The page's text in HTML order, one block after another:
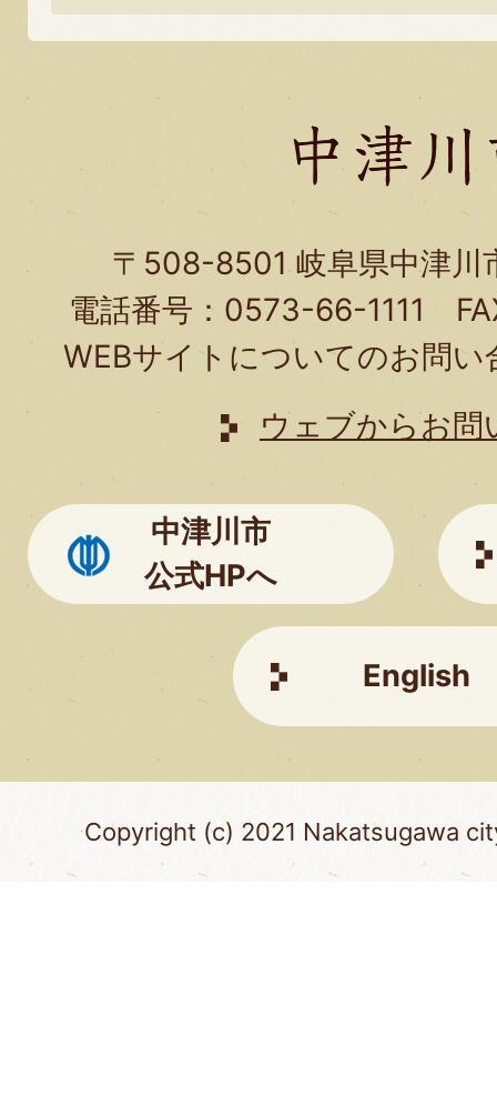
関
お
い
合
わ
せ
こ
ち
ら
〒508-8501 岐阜県中津川
電話番号：0573-66-1111
WEBサイトについてのお問
ウェブからお問
中津川市
公式HPへ
English
Copyright (c) 2021 Nakatsugawa